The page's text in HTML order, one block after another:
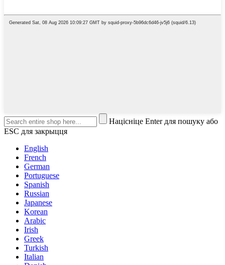
Націсніце Enter для пошуку або
ESC для закрыцця
English
French
German
Portuguese
Spanish
Russian
Japanese
Korean
Arabic
Irish
Greek
Turkish
Italian